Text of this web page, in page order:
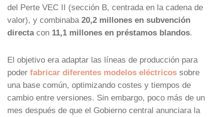
del Perte VEC II (sección B, centrada en la cadena de
valor), y combinaba 20,2 millones en subvención
directacon 11,1 millones en préstamos blandos.
El objetivo era adaptar las líneas de producción para
poder fabricar diferentes modelos eléctricos sobre
una base común, optimizando costes y tiempos de
cambio entre versiones. Sin embargo, poco más de un
mes después de que el Gobierno central anunciara la